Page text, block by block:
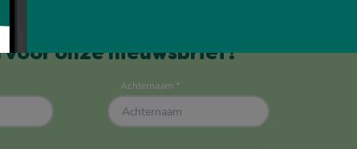
voor onze nieuwsbrief!